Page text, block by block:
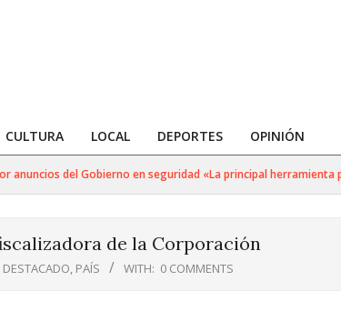
CULTURA LOCAL DEPORTES OPINIÓN
del Gobierno en seguridad «La principal herramienta
de la Corporación
DESTACADO, PAÍS WITH: 0 COMMENTS